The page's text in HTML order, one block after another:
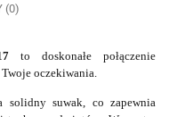
(0)
to doskonałe połączenie
oczekiwania.
solidny suwak, co zapewnia